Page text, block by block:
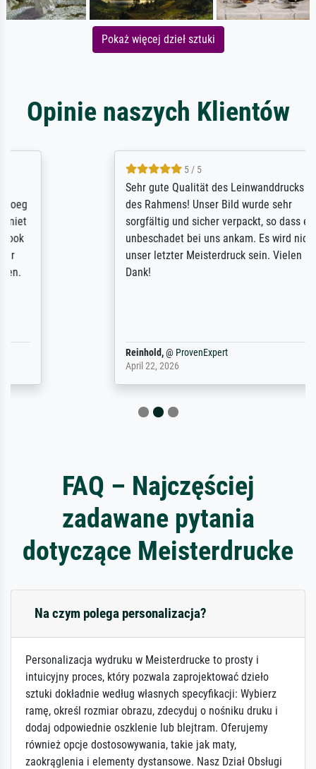
Pokaż więcej dzieł sztuki
Opinie naszych Klientów
5 / 5
Sehr gute Qualität des Leinwanddrucks und
des Rahmens! Unser Bild wurde sehr
sorgfältig und sicher verpackt, so dass es
unbeschadet bei uns ankam. Es wird nicht
unser letzter Meisterdruck sein. Vielen
ProvenExpert
FAQ – Najczęściej
zadawane pytania
dotyczące Meisterdrucke
Na czym polega personalizacja?
Personalizacja wydruku w Meisterdrucke to prosty i
intuicyjny proces, który pozwala zaprojektować dzieło
sztuki dokładnie według własnych specyfikacji: Wybierz
ramę, określ rozmiar obrazu, zdecyduj o nośniku druku i
dodaj odpowiednie oszklenie lub blejtram. Oferujemy
również opcje dostosowywania, takie jak maty,
zaokrąglenia i elementy dystansowe. Nasz Dział Obsługi